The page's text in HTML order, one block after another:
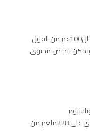
بشكل عام البقوليات غنية في البوتاسيوم. بينما ال100غم من الفول
ويمكن تلخيص محتوى
اما الحمص بالطحينة فال100غم منها يحتوي على 228ملغم من